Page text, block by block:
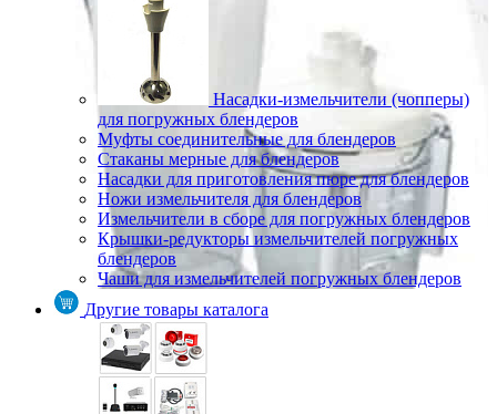
Насадки-измельчители (чопперы)
для погружных блендеров
Муфты соединительные для блендеров
Стаканы мерные для блендеров
Насадки для приготовления пюре для блендеров
Ножи измельчителя для блендеров
Измельчители в сборе для погружных блендеров
Крышки-редукторы измельчителей погружных
блендеров
Чаши для измельчителей погружных блендеров
Другие товары каталога